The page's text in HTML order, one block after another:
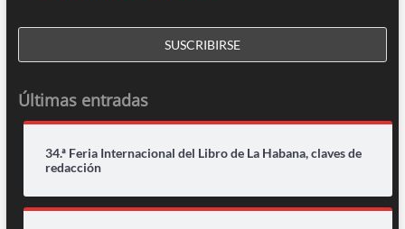
Últimas entradas
34.ª Feria Internacional del Libro de La Habana, claves de
redacción